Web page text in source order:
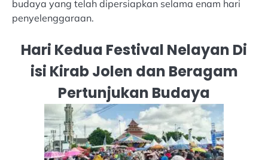
budaya yang telah dipersiapkan selama enam hari
penyelenggaraan.
Hari Kedua Festival Nelayan Di
isi Kirab Jolen dan Beragam
Pertunjukan Budaya